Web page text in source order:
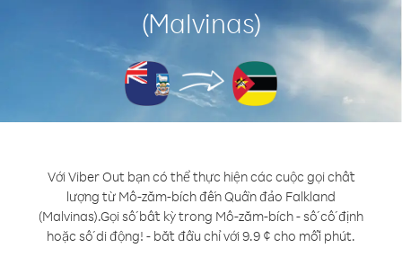
(Malvinas)
Với Viber Out bạn có thể thực hiện các cuộc gọi chất
lượng từ Mô-zăm-bích đến Quần đảo Falkland
(Malvinas).Gọi số bất kỳ trong Mô-zăm-bích - số cố định
hoặc số di động! - bắt đầu chỉ với 9.9 ¢ cho mỗi phút.